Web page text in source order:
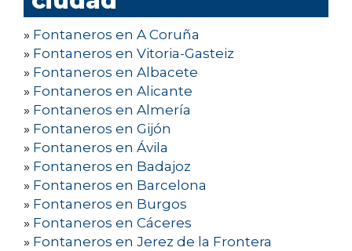
» Fontaneros en A Coruña
» Fontaneros en Vitoria-Gasteiz
» Fontaneros en Albacete
» Fontaneros en Alicante
» Fontaneros en Almería
» Fontaneros en Gijón
» Fontaneros en Ávila
» Fontaneros en Badajoz
» Fontaneros en Barcelona
» Fontaneros en Burgos
» Fontaneros en Cáceres
» Fontaneros en Jerez de la Frontera